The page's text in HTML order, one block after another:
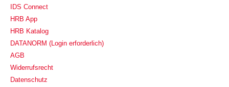
IDS Connect
HRB App
HRB Katalog
DATANORM (Login erforderlich)
AGB
Widerrufsrecht
Datenschutz